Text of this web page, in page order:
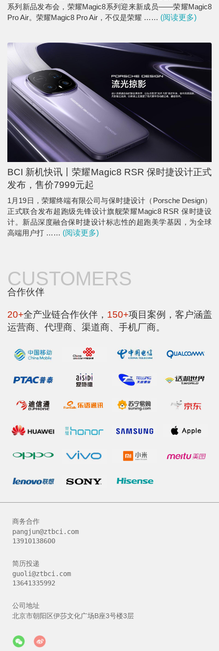
系列新品发布会，荣耀Magic8系列迎来新成员——荣耀Magic8
Pro Air。荣耀Magic8 Pro Air，不仅是荣耀 …… (阅读更多)
BCI 新机快讯丨荣耀Magic8 RSR 保时捷设计正式
发布，售价7999元起
1月19日，荣耀终端有限公司与保时捷设计（Porsche Design）
正式联合发布超跑级先锋设计旗舰荣耀Magic8 RSR 保时捷设
计。新品深度融合保时捷设计标志性的超跑美学基因，为全球
高端用户打 …… (阅读更多)
CUSTOMERS
合作伙伴
20+全产业链合作伙伴， 150+项目案例，客户涵盖
运营商、代理商、渠道商、手机厂商。
商务合作
pangjun@ztbci.com
13910138600
简历投递
guoli@ztbci.com
13641335992
公司地址
北京市朝阳区伊莎文化广场B座3号楼3层